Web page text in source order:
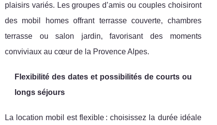
plaisirs variés. Les groupes d’amis ou couples choisiront
des mobil homes offrant terrasse couverte, chambres
terrasse ou salon jardin, favorisant des moments
conviviaux au cœur de la Provence Alpes.
Flexibilité des dates et possibilités de courts ou
longs séjours
La location mobil est flexible : choisissez la durée idéale